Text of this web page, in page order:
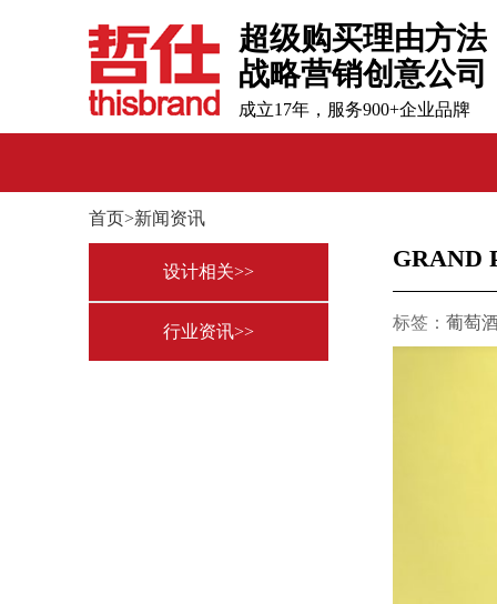
超级购买理由方法
战略营销创意公司
成立17年，服务900+企业品牌
GRAND
标签： 葡萄
首页>新闻资讯
设计相关>>
行业资讯>>